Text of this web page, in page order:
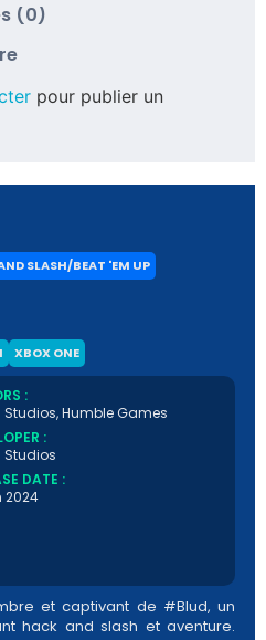
(0)
pour publier un
SLASH/BEAT 'EM UP
XBOX ONE
:
Studios, Humble Games
:
Studios
DATE :
2024
et captivant de #Blud, un
hack and slash et aventure.